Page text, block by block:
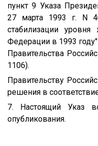
пункт 9 Указа
27 марта 1993 г. N
стабилизации уровня
Федерации в 1993
Правительства
1106).
Правительству
решения в
7. Настоящий Указ
опубликования.